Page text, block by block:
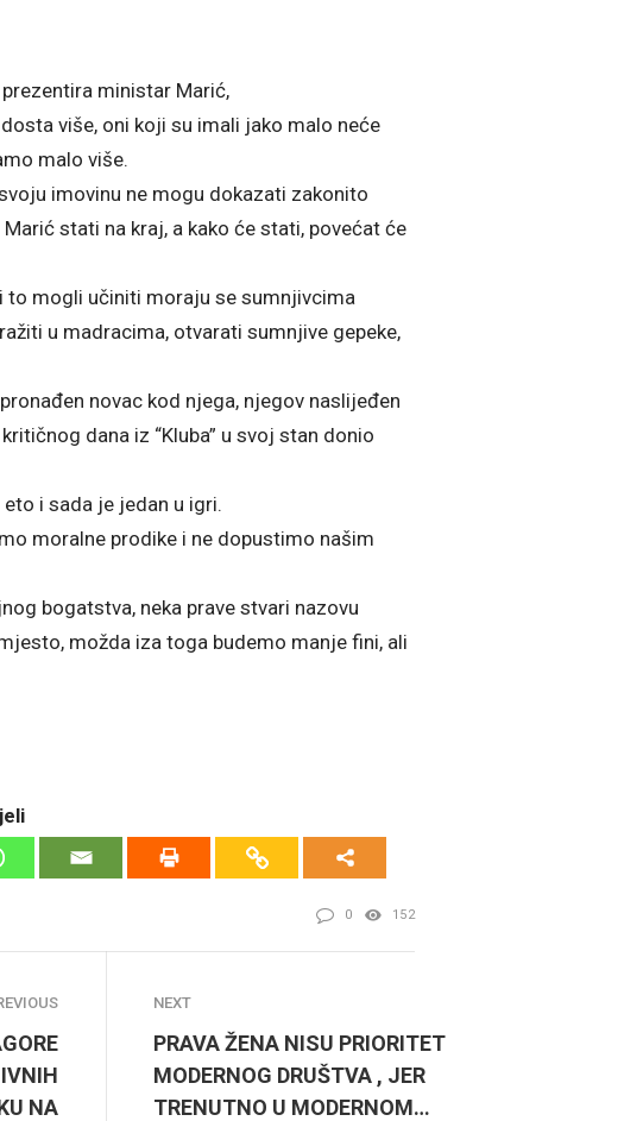
ministar Marić,
više, oni koji su imali jako malo neće
malo više.
imovinu ne mogu dokazati zakonito
stati na kraj, a kako će stati, povećat će
to mogli učiniti moraju se sumnjivcima
u madracima, otvarati sumnjive gepeke,
novac kod njega, njegov naslijeđen
dana iz “Kluba” u svoj stan donio
i sada je jedan u igri.
moralne prodike i ne dopustimo našim
bogatstva, neka prave stvari nazovu
možda iza toga budemo manje fini, ali
0 152
NA
NEXT
PRAVA ŽENA NISU PRIORITET
MODERNOG DRUŠTVA , JER
TRENUTNO U MODERNOM…